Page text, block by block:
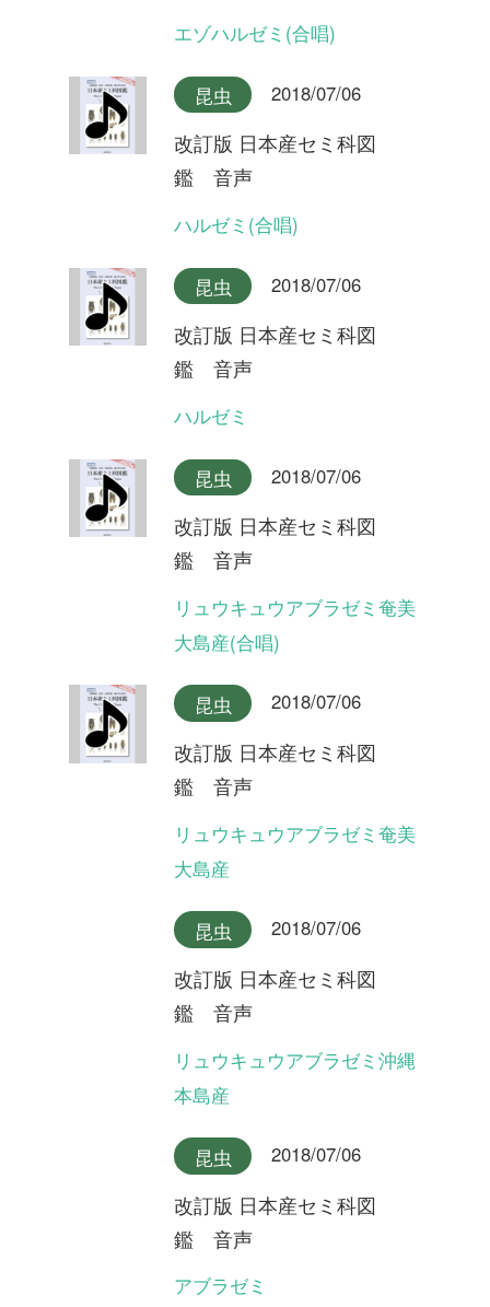
改訂版 日本産セミ科図
鑑 音声
昆虫 2018/07/06
改訂版 日本産セミ科図
鑑 音声
キュウシュウエゾゼミ九州産
昆虫 2018/07/06
改訂版 日本産セミ科図
昆虫 2018/07/06
改訂版 日本産セミ科図
鑑 音声
ヤクシマエゾゼミ
昆虫 2018/07/06
改訂版 日本産セミ科図
鑑 音声
エゾゼミ
鑑 音声
コエゾゼミ
昆虫 2018/07/06
改訂版 日本産セミ科図
チョウセンケナガニイニイ
昆虫
改訂版 日本産セミ科図
鑑 音声
イシガキニイニイ
昆虫 2018/07/06